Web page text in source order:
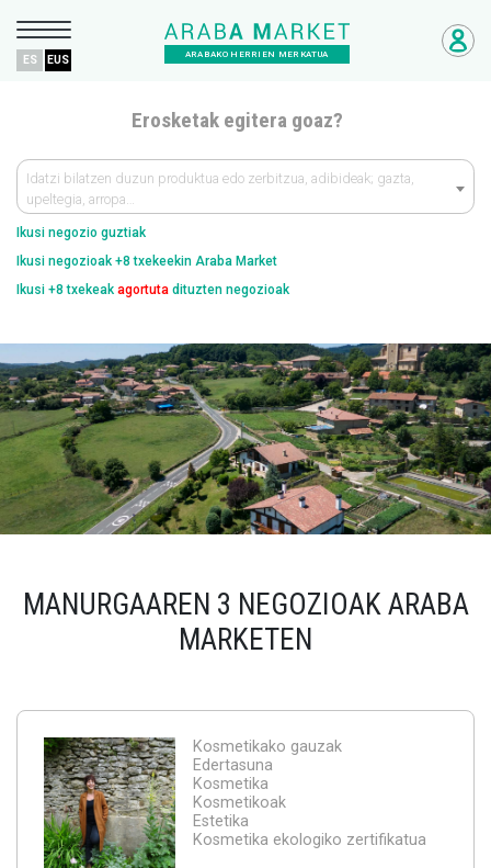
ARABAKO HERRIEN MERKATUA
ES EUS
Erosketak egitera goaz?
Idatzi bilatzen duzun produktua edo zerbitzua, adibideak; gazta,
upeltegia, arropa…
Ikusi negozio guztiak
Ikusi negozioak +8 txekeekin Araba Market
Ikusi +8 txekeak agortuta dituzten negozioak
MANURGAAREN 3 NEGOZIOAK ARABA
MARKETEN
Kosmetikako gauzak
Edertasuna
Kosmetika
Kosmetikoak
Estetika
Kosmetika ekologiko zertifikatua